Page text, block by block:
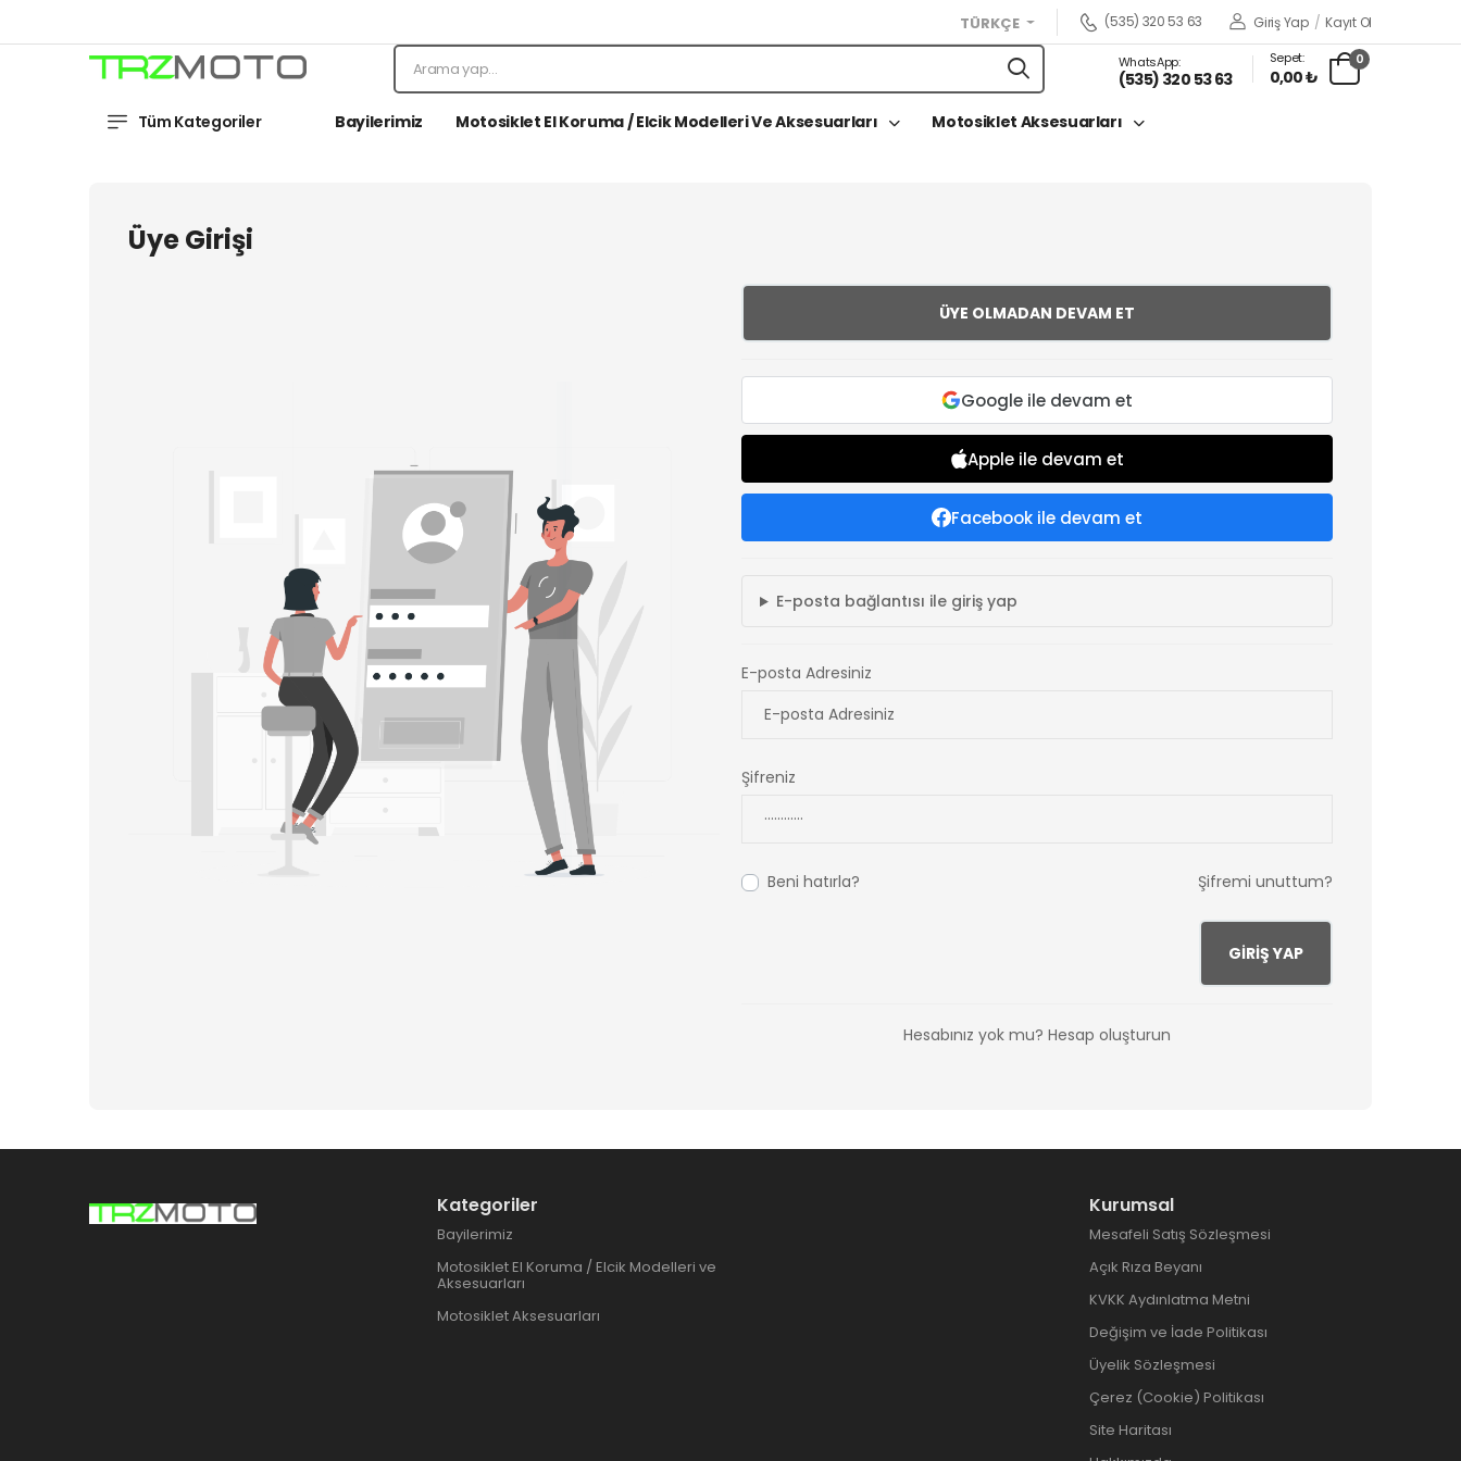
TÜRKÇE (535) 320 53 63 Giriş Yap / Kayıt Ol
WhatsApp:
(535) 320 53 63
Sepet:
0,00 ₺
0
Tüm Kategoriler Bayilerimiz Motosiklet El Koruma / Elcik Modelleri Ve Aksesuarları Motosiklet Aksesuarları
Üye Girişi
ÜYE OLMADAN DEVAM ET
Google ile devam et
Apple ile devam et
Facebook ile devam et
E-posta bağlantısı ile giriş yap
E-posta Adresiniz
Şifreniz
Beni hatırla? Şifremi unuttum?
GIRIŞ YAP
Hesabınız yok mu? Hesap oluşturun
Kategoriler
Bayilerimiz
Motosiklet El Koruma / Elcik Modelleri ve
Aksesuarları
Motosiklet Aksesuarları
Kurumsal
Mesafeli Satış Sözleşmesi
Açık Rıza Beyanı
KVKK Aydınlatma Metni
Değişim ve İade Politikası
Üyelik Sözleşmesi
Çerez (Cookie) Politikası
Site Haritası